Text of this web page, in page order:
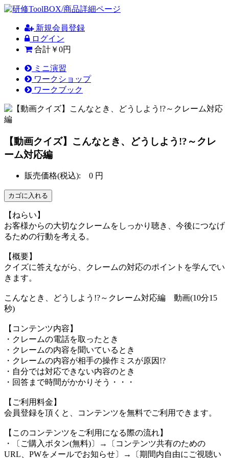
新規会員登録
ログイン
合計 ￥0円
ミニ演習
ワークショップ
ワークブック
【動画クイズ】こんなとき、どうしよう!?～クレ
ーム対応編
販売価格(税込): 0 円
【ねらい】
お客様からの大切なクレームをしっかり聴き、今後につなげ
るための行動を考える。
【概要】
クイズに答えながら、クレームの対応のポイントを学んでい
きます。
こんなとき、どうしよう!?～クレーム対応編 動画(10分15
秒)
【コンテンツ内容】
・クレームの電話を取ったとき
・クレームの内容を聞いているとき
・クレームの内容が相手の操作ミスが原因!?
・自分では対応できない内容のとき
・回答まで時間がかかりそう・・・
【ご利用料金】
会員登録を頂くと、コンテンツを無料でご利用できます。
【このコンテンツをご利用になる際の流れ】
・〔ご購入ボタン(無料)〕→〔コンテンツ共有のための
URL、PWをメールでお知らせ〕→〔期間内自由にご視聴い